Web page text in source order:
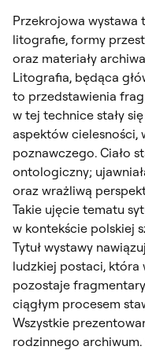
Przekrojowa
litografie, formy
oraz materiały
Litografia, będąca
to przedstawienia
w tej technice stały
aspektów cielesności,
poznawczego. Ciało
ontologiczny;
oraz wrażliwą
Takie ujęcie tematu
w kontekście polskiej
Tytuł wystawy
ludzkiej postaci, która
pozostaje
ciągłym procesem
Wszystkie
rodzinnego